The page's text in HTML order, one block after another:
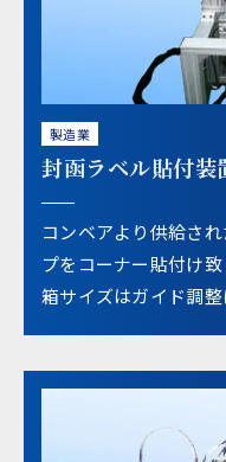
製造業
封函ラベル貼付装
コンベアより供給さ
プをコーナー貼付け致
箱サイズはガイド調整